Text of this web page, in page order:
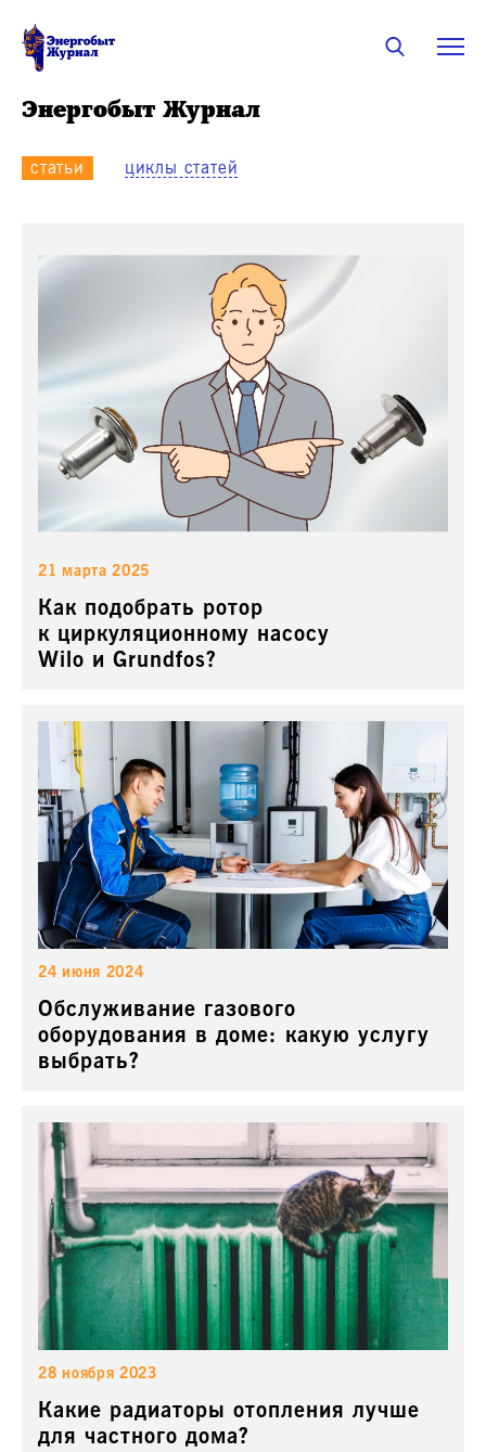
Энергобыт Журнал
статьи циклы статей
21 марта 2025
Как подобрать ротор
к циркуляционному насосу
Wilo и Grundfos?
24 июня 2024
Обслуживание газового
оборудования в доме: какую услугу
выбрать?
28 ноября 2023
Какие радиаторы отопления лучше
для частного дома?